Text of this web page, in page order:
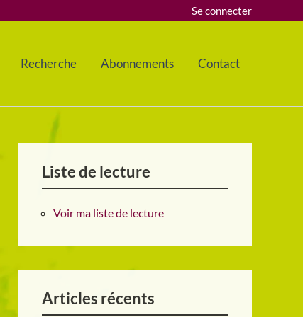
Se connecter
Recherche Abonnements Contact
Liste de lecture
Voir ma liste de lecture
Articles récents